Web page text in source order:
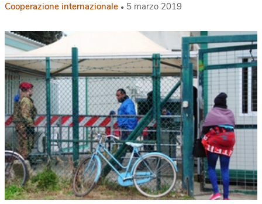
Cooperazione internazionale 5 marzo 2019